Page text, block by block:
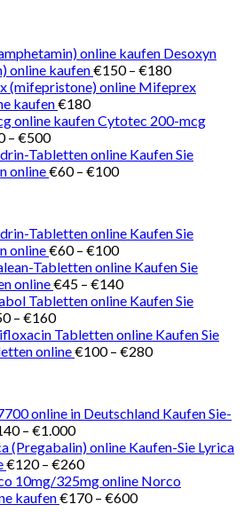
Desoxyn
online kaufen€150 – €180
€150
€180
Mifeprex
kaufen€180
Cytotec 200-mcg
– €500Preisspanne:
€150
bis
Kaufen Sie
online€60 – €100Preisspanne:
Kaufen Sie
online€60 – €100Preisspanne:
€60
bis
€100
Kaufen Sie
online€45 – €140Preisspanne:
€45
€140
Kaufen Sie
– €160Preisspanne:
€50
bis
Kaufen Sie
online€100 – €280Preisspanne:
Kaufen Sie-
– €1.000Preisspanne:
€140
bis
€1.000
Kaufen-Sie Lyrica
€120 – €260Preisspanne:
€120
bis
Norco
kaufen€170 – €600Preisspanne: